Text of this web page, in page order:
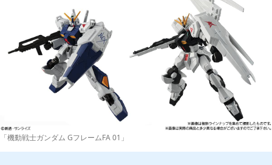
「機動戦士ガンダム GフレームFA 01」